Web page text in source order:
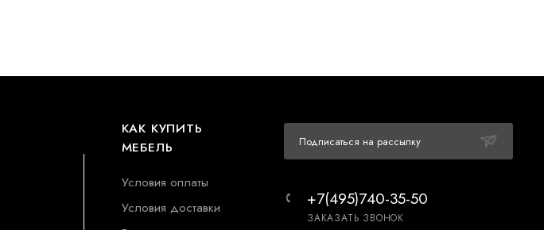
КАК КУПИТЬ
МЕБЕЛЬ
Условия оплаты
Условия доставки
Подписаться на рассылку
+7(495)740-35-50
ЗАКАЗАТЬ ЗВОНОК